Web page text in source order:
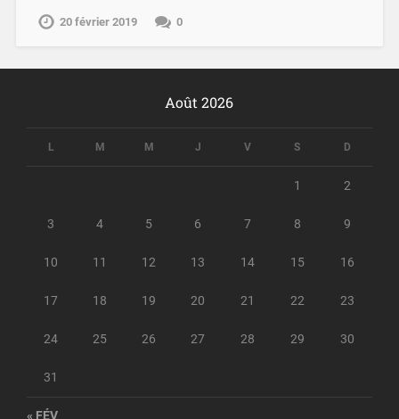
20 février 2019 0
Août 2026
L M M J V S D
1 2
3 4 5 6 7 8 9
10 11 12 13 14 15 16
17 18 19 20 21 22 23
24 25 26 27 28 29 30
31
« FÉV